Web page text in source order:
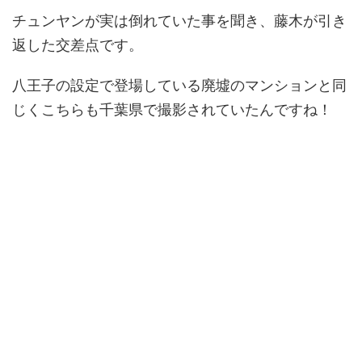
チュンヤンが実は倒れていた事を聞き、藤木が引き
返した交差点です。
八王子の設定で登場している廃墟のマンションと同
じくこちらも千葉県で撮影されていたんですね！